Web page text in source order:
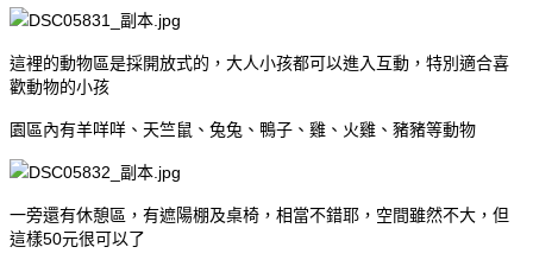
這裡的動物區是採開放式的，大人小孩都可以進入互動，特別適合喜
歡動物的小孩
園區內有羊咩咩、天竺鼠、兔兔、鴨子、雞、火雞、豬豬等動物
一旁還有休憩區，有遮陽棚及桌椅，相當不錯耶，空間雖然不大，但
這樣50元很可以了